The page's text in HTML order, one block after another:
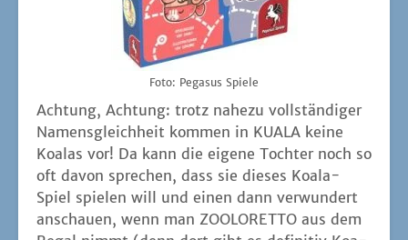
Foto: Pega­sus Spiele
Ach­tung, Ach­tung: trotz nahe­zu voll­stän­di­ger
Namens­gleich­heit kom­men in KUALA kei­ne
Koa­las vor! Da kann die eige­ne Toch­ter noch so
oft davon spre­chen, dass sie die­ses Koa­la-
Spiel spie­len will und einen dann ver­wun­dert
anschau­en, wenn man ZOOLORETTO aus dem